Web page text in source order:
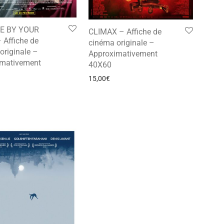
BY YOUR
Affiche de
–
CLIMAX – Affiche de
cinéma originale –
Approximativement
40X60
15,00€